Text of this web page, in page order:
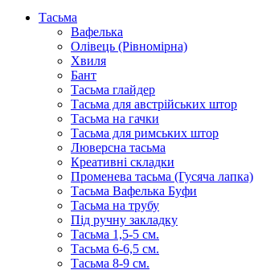
Тасьма
Вафелька
Олівець (Рівномірна)
Хвиля
Бант
Тасьма глайдер
Тасьма для австрійських штор
Тасьма на гачки
Тасьма для римських штор
Люверсна тасьма
Креативні складки
Променева тасьма (Гусяча лапка)
Тасьма Вафелька Буфи
Тасьма на трубу
Під ручну закладку
Тасьма 1,5-5 см.
Тасьма 6-6,5 см.
Тасьма 8-9 см.